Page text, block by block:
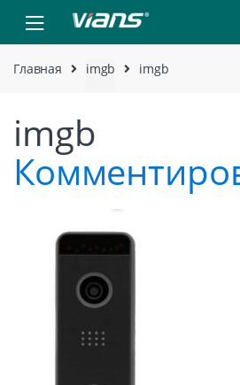
Skip to navigation
Skip to content
Главная imgb imgb
imgb